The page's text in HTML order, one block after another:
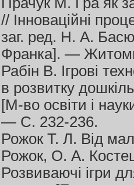
// Інноваційні
заг. ред. Н. А.
Франка]. —
Рабін В. Ігрові
в розвитку
[М-во освіти і
— С. 232-236.
Рожок Т. Л. Від
Рожок, О. А.
Розвиваючі ігри